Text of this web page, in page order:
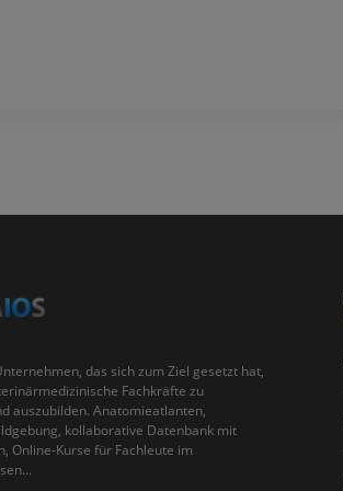
das sich zum Ziel gesetzt hat,
Fachkräfte zu
auszubilden. Anatomieatlanten,
kollaborative Datenbank mit
Online-Kurse für Fachleute im